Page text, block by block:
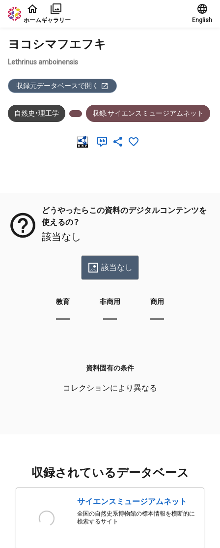
本文に飛ぶ
ホームギャラリー English
ヨコシマフエフキ
Lethrinus amboinensis
収録元データベースで開く
自然史・理工学 収録:サイエンスミュージアムネット
どうやったらこの資料のデジタルコンテンツを
使えるの？
該当なし
該当なし
教育 非商用 商用
資料固有の条件
コレクションにより異なる
収録されているデータベース
サイエンスミュージアムネット
全国の自然史系博物館の標本情報を横断的に
検索するサイト